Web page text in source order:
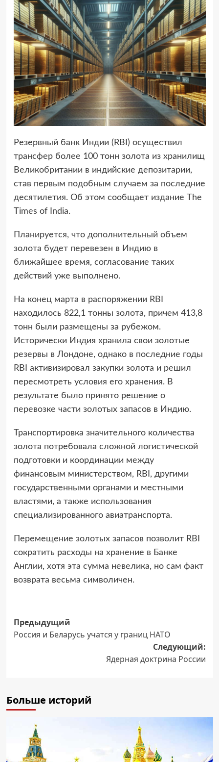
Резервный банк Индии (RBI) осуществил
трансфер более 100 тонн золота из хранилищ
Великобритании в индийские депозитарии,
став первым подобным случаем за последние
десятилетия. Об этом сообщает издание The
Times of India.
Планируется, что дополнительный объем
золота будет перевезен в Индию в
ближайшее время, согласование таких
действий уже выполнено.
На конец марта в распоряжении RBI
находилось 822,1 тонны золота, причем 413,8
тонн были размещены за рубежом.
Исторически Индия хранила свои золотые
резервы в Лондоне, однако в последние годы
RBI активизировал закупки золота и решил
пересмотреть условия его хранения. В
результате было принято решение о
перевозке части золотых запасов в Индию.
Транспортировка значительного количества
золота потребовала сложной логистической
подготовки и координации между
финансовым министерством, RBI, другими
государственными органами и местными
властями, а также использования
специализированного авиатранспорта.
Перемещение золотых запасов позволит RBI
сократить расходы на хранение в Банке
Англии, хотя эта сумма невелика, но сам факт
возврата весьма символичен.
Навигация
записи
Предыдущий
Россия и Беларусь учатся у границ НАТО
Следующий:
Ядерная доктрина России
Больше историй